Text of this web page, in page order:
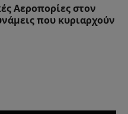
Αεροπορίες στον
που κυριαρχούν